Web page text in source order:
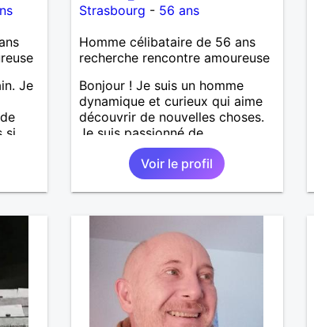
que
et
le
Je
si
et
petit
trop
je le
Strasbourg - 56 ans
Homme célibataire de 56 ans
recherche rencontre amoureuse
Bonjour ! Je suis un homme
dynamique et curieux qui aime
découvrir de nouvelles choses.
Je suis passionné de
sport,musique douce,ballade et
autres J'adore passer du temps
avec mes proches et partager
des moments inoubliables.
Voir le profil